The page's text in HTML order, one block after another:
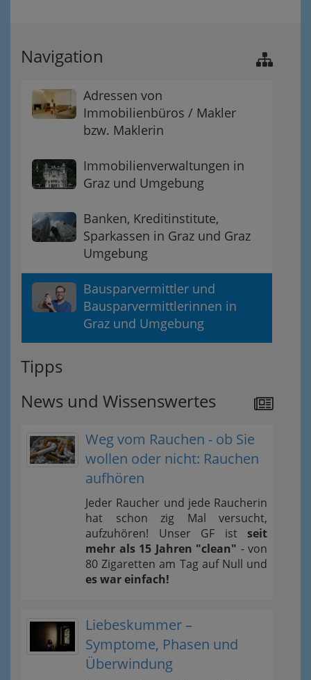
Navigation
Adressen von
Immobilienbüros / Makler
bzw. Maklerin
Immobilienverwaltungen in
Graz und Umgebung
Banken, Kreditinstitute,
Sparkassen in Graz und Graz
Umgebung
Bausparvermittler und
Bausparvermittlerinnen in
Graz und Umgebung
Tipps
News und Wissenswertes
Weg vom Rauchen - ob Sie
wollen oder nicht: Rauchen
aufhören
Jeder Raucher und jede Raucherin
hat schon zig Mal versucht,
aufzuhören! Unser GF ist seit
mehr als 15 Jahren "clean" - von
80 Zigaretten am Tag auf Null und
es war einfach!
Liebeskummer –
Symptome, Phasen und
Überwindung